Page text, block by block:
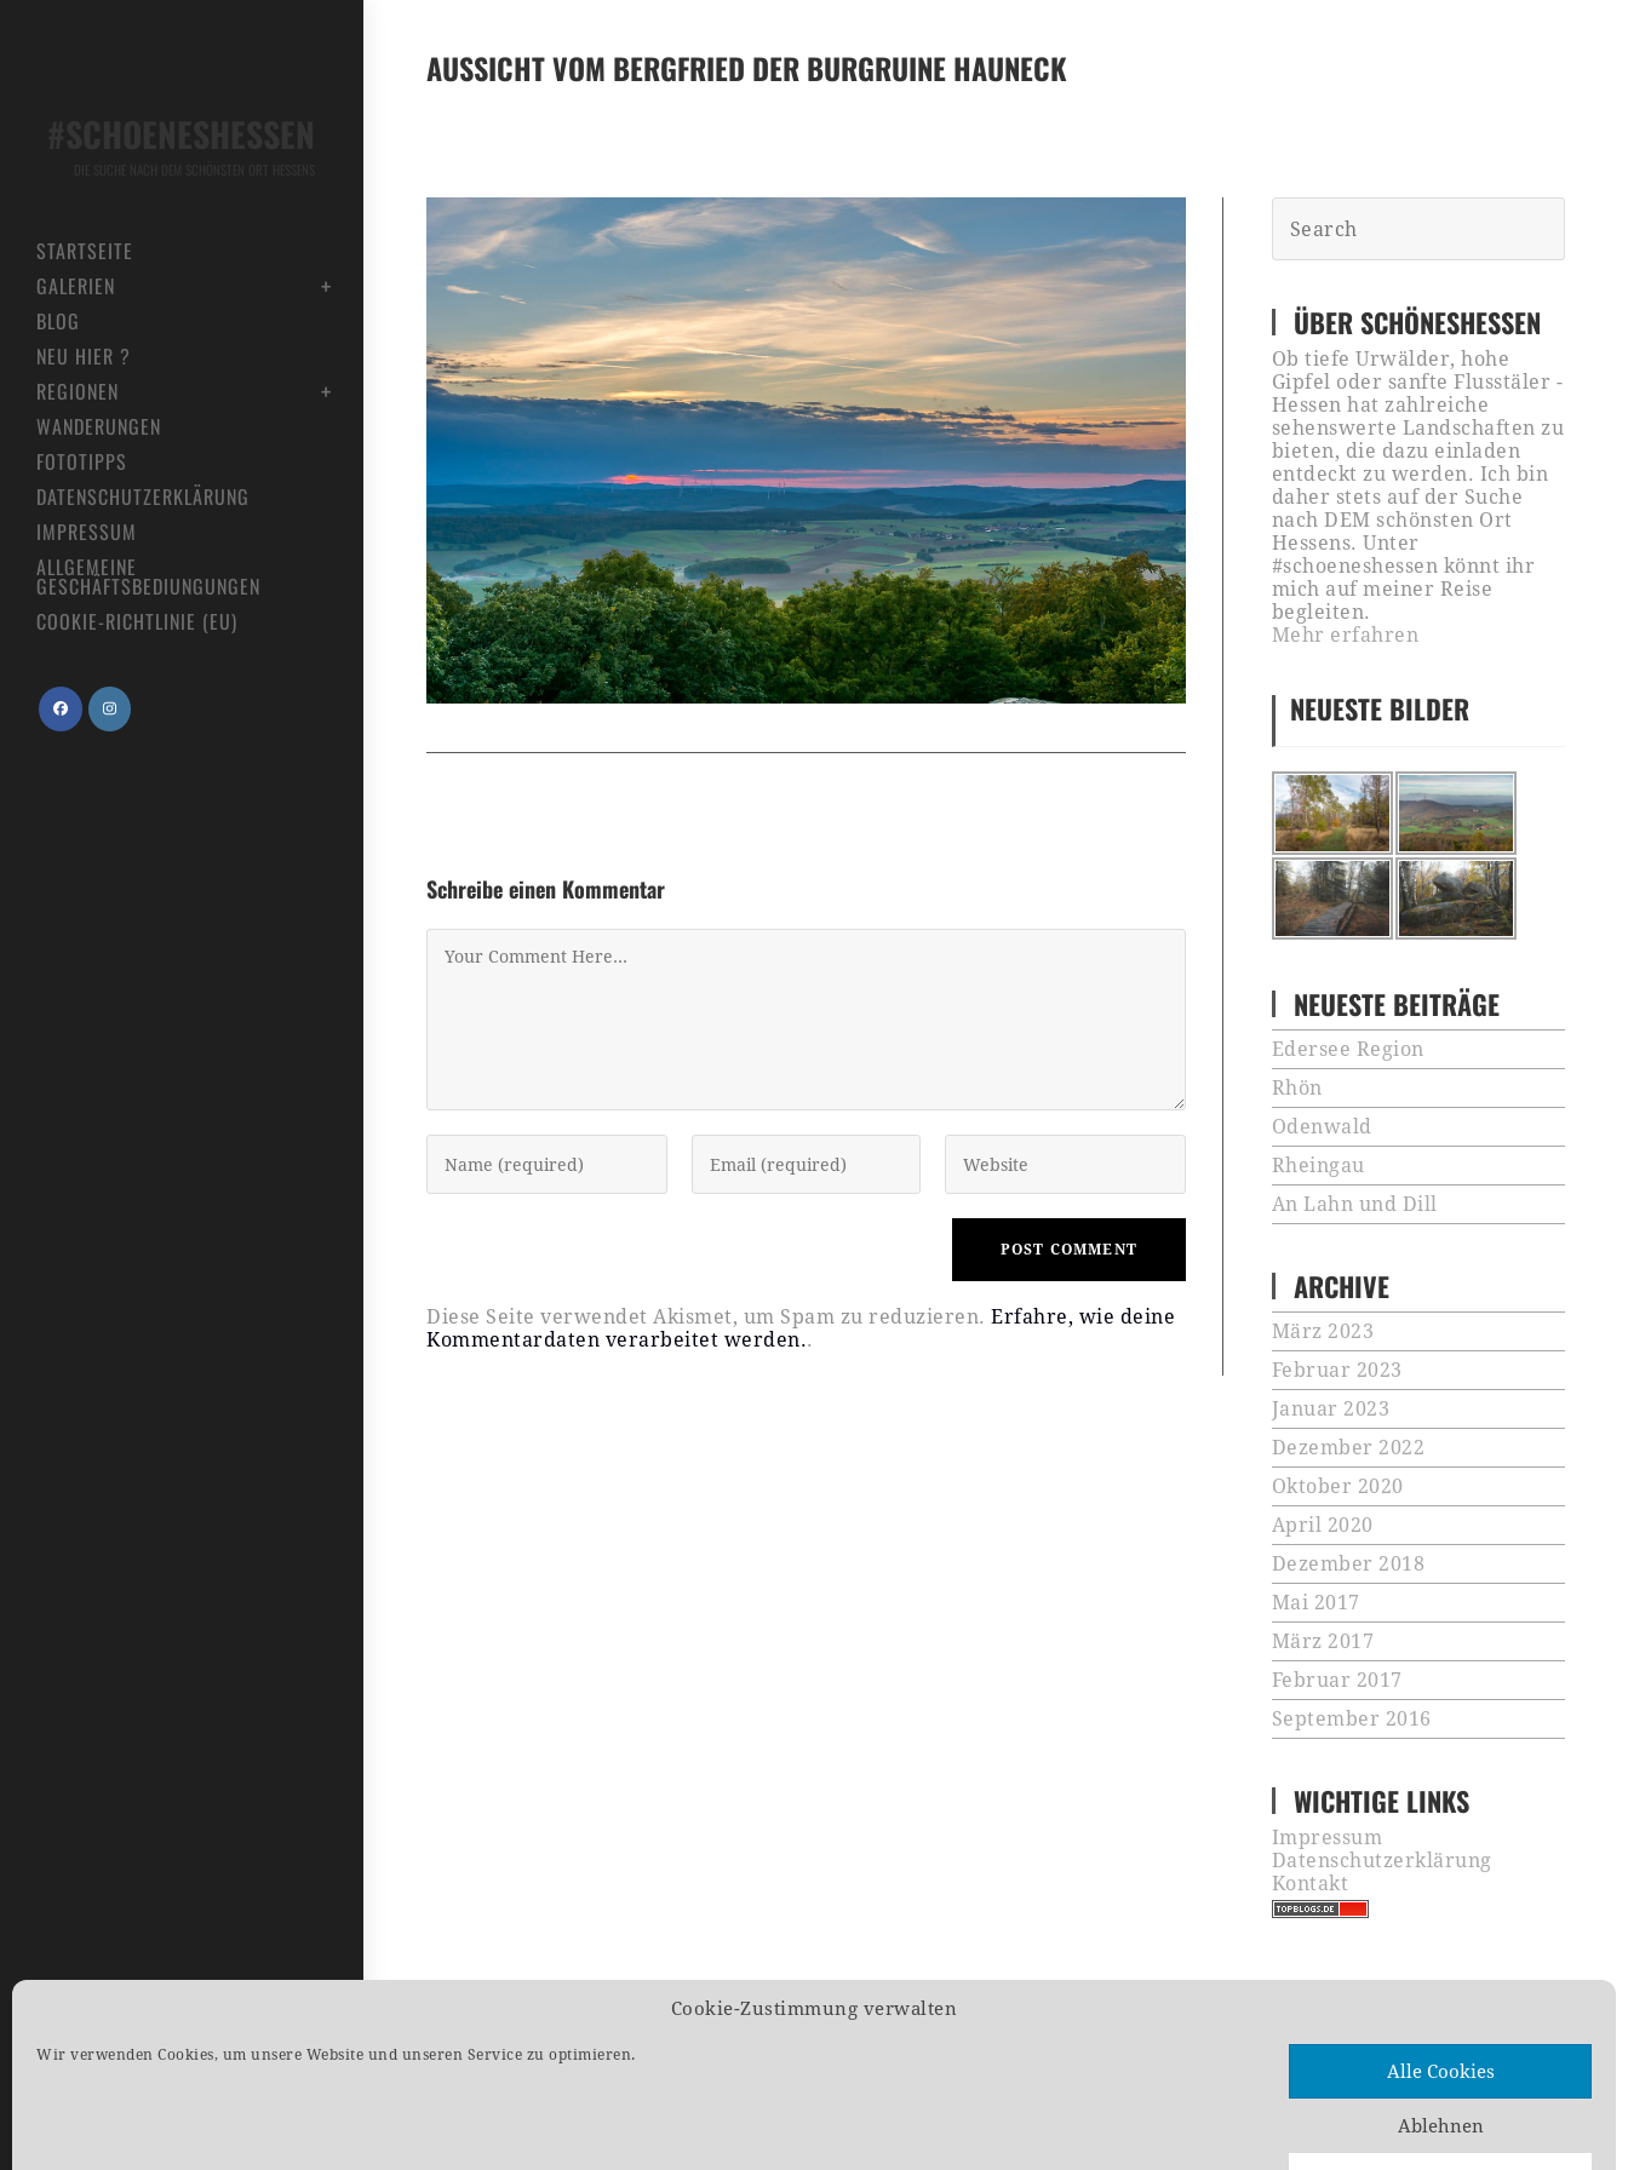
Cookie-Zustimmung verwalten
Wir verwenden Cookies, um unsere Website und unseren Service zu optimieren.
Alle Cookies
Ablehnen
STARTSEITE
GALERIEN
BLOG
NEU HIER ?
REGIONEN
WANDERUNGEN
FOTOTIPPS
DATENSCHUTZERKLÄRUNG
IMPRESSUM
ALLGEMEINE
GESCHÄFTSBEDIUNGUNGEN
COOKIE-RICHTLINIE (EU)
AUSSICHT VOM BERGFRIED DER BURGRUINE HAUNECK
Schreibe einen Kommentar
Diese Seite verwendet Akismet, um Spam zu reduzieren.Erfahre, wie deine
Kommentardaten verarbeitet werden..
ÜBER SCHÖNESHESSEN
Ob tiefe Urwälder, hohe
Gipfel oder sanfte Flusstäler -
Hessen hat zahlreiche
sehenswerte Landschaften zu
bieten, die dazu einladen
entdeckt zu werden. Ich bin
daher stets auf der Suche
nach DEM schönsten Ort
Hessens. Unter
#schoeneshessen könnt ihr
mich auf meiner Reise
begleiten.
Mehr erfahren
NEUESTE BILDER
NEUESTE BEITRÄGE
Edersee Region
Rhön
Odenwald
Rheingau
An Lahn und Dill
ARCHIVE
März 2023
Februar 2023
Januar 2023
Dezember 2022
Oktober 2020
April 2020
Dezember 2018
Mai 2017
März 2017
Februar 2017
September 2016
WICHTIGE LINKS
Impressum
Datenschutzerklärung
Kontakt